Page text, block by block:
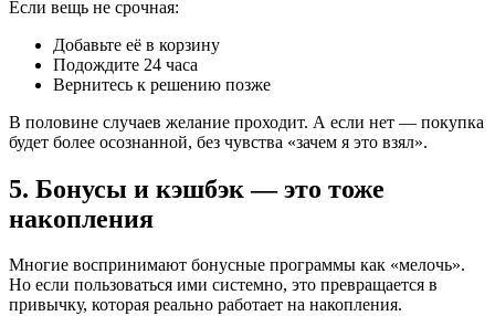
Если вещь не срочная:
Добавьте её в корзину
Подождите 24 часа
Вернитесь к решению позже
В половине случаев желание проходит. А если нет — покупка
будет более осознанной, без чувства «зачем я это взял».
5. Бонусы и кэшбэк — это тоже
накопления
Многие воспринимают бонусные программы как «мелочь».
Но если пользоваться ими системно, это превращается в
привычку, которая реально работает на накопления.